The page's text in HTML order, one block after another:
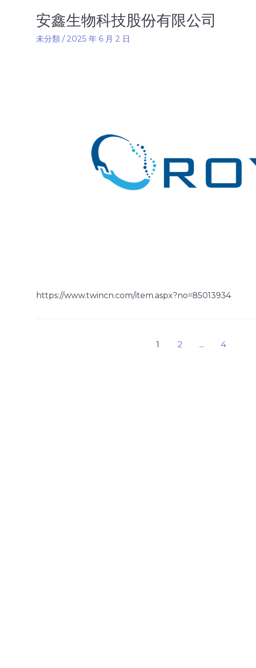
安鑫生物科技股份有限公司
未分類 / 2025 年 6 月 2 日
https://www.twincn.com/item.aspx?no=85013934
1 2 ... 4